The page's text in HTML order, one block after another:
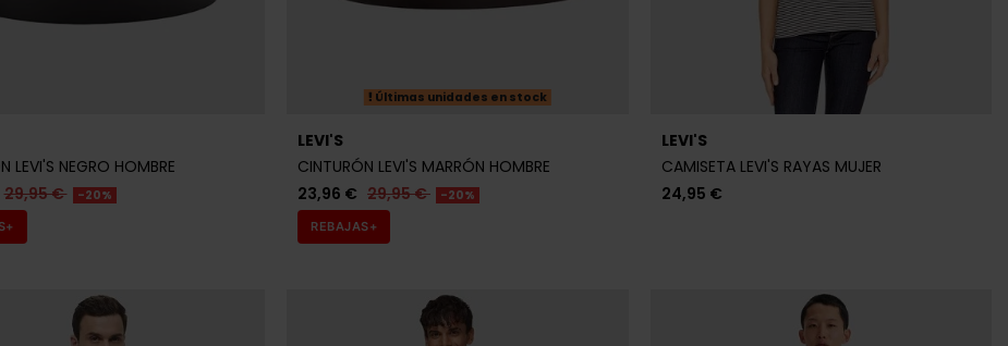
LEVI'S NEGRO HOMBRE
29,95 € -20%
Últimas unidades en stock
LEVI'S
CINTURÓN LEVI'S MARRÓN HOMBRE
23,96 € 29,95 € -20%
REBAJAS+
LEVI'S
CAMISETA LEVI'S RAYAS MUJER
24,95 €